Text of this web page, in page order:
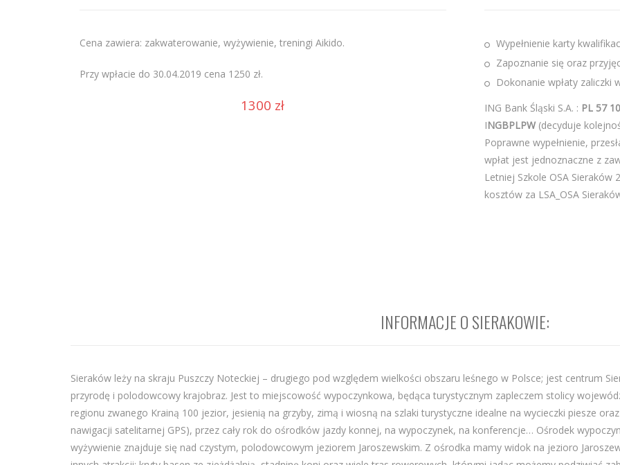
Cena zawiera: zakwaterowanie, wyżywienie, treningi Aikido.
Przy wpłacie do 30.04.2019 cena 1250 zł.
1300 zł
Wypełnienie karty
Zapoznanie się oraz
Dokonanie wpłaty zaliczki
ING Bank Śląski S.A. : PL 57
INGBPLPW(decyduje
Poprawne wypełnienie,
wpłat jest jednoznaczne z
Letniej Szkole OSA Sieraków
kosztów za LSA_OSA
INFORMACJE O SIERAKOWIE:
Sieraków leży na skraju Puszczy Noteckiej – drugiego pod względem wielkości obszaru leśnego w Polsce; jest centrum
przyrodę i polodowcowy krajobraz. Jest to miejscowość wypoczynkowa, będąca turystycznym zapleczem stolicy
regionu zwanego Krainą 100 jezior, jesienią na grzyby, zimą i wiosną na szlaki turystyczne idealne na wycieczki piesze
nawigacji satelitarnej GPS), przez cały rok do ośrodków jazdy konnej, na wypoczynek, na konferencje… Ośrodek
wyżywienie znajduje się nad czystym, polodowcowym jeziorem Jaroszewskim. Z ośrodka mamy widok na jezioro